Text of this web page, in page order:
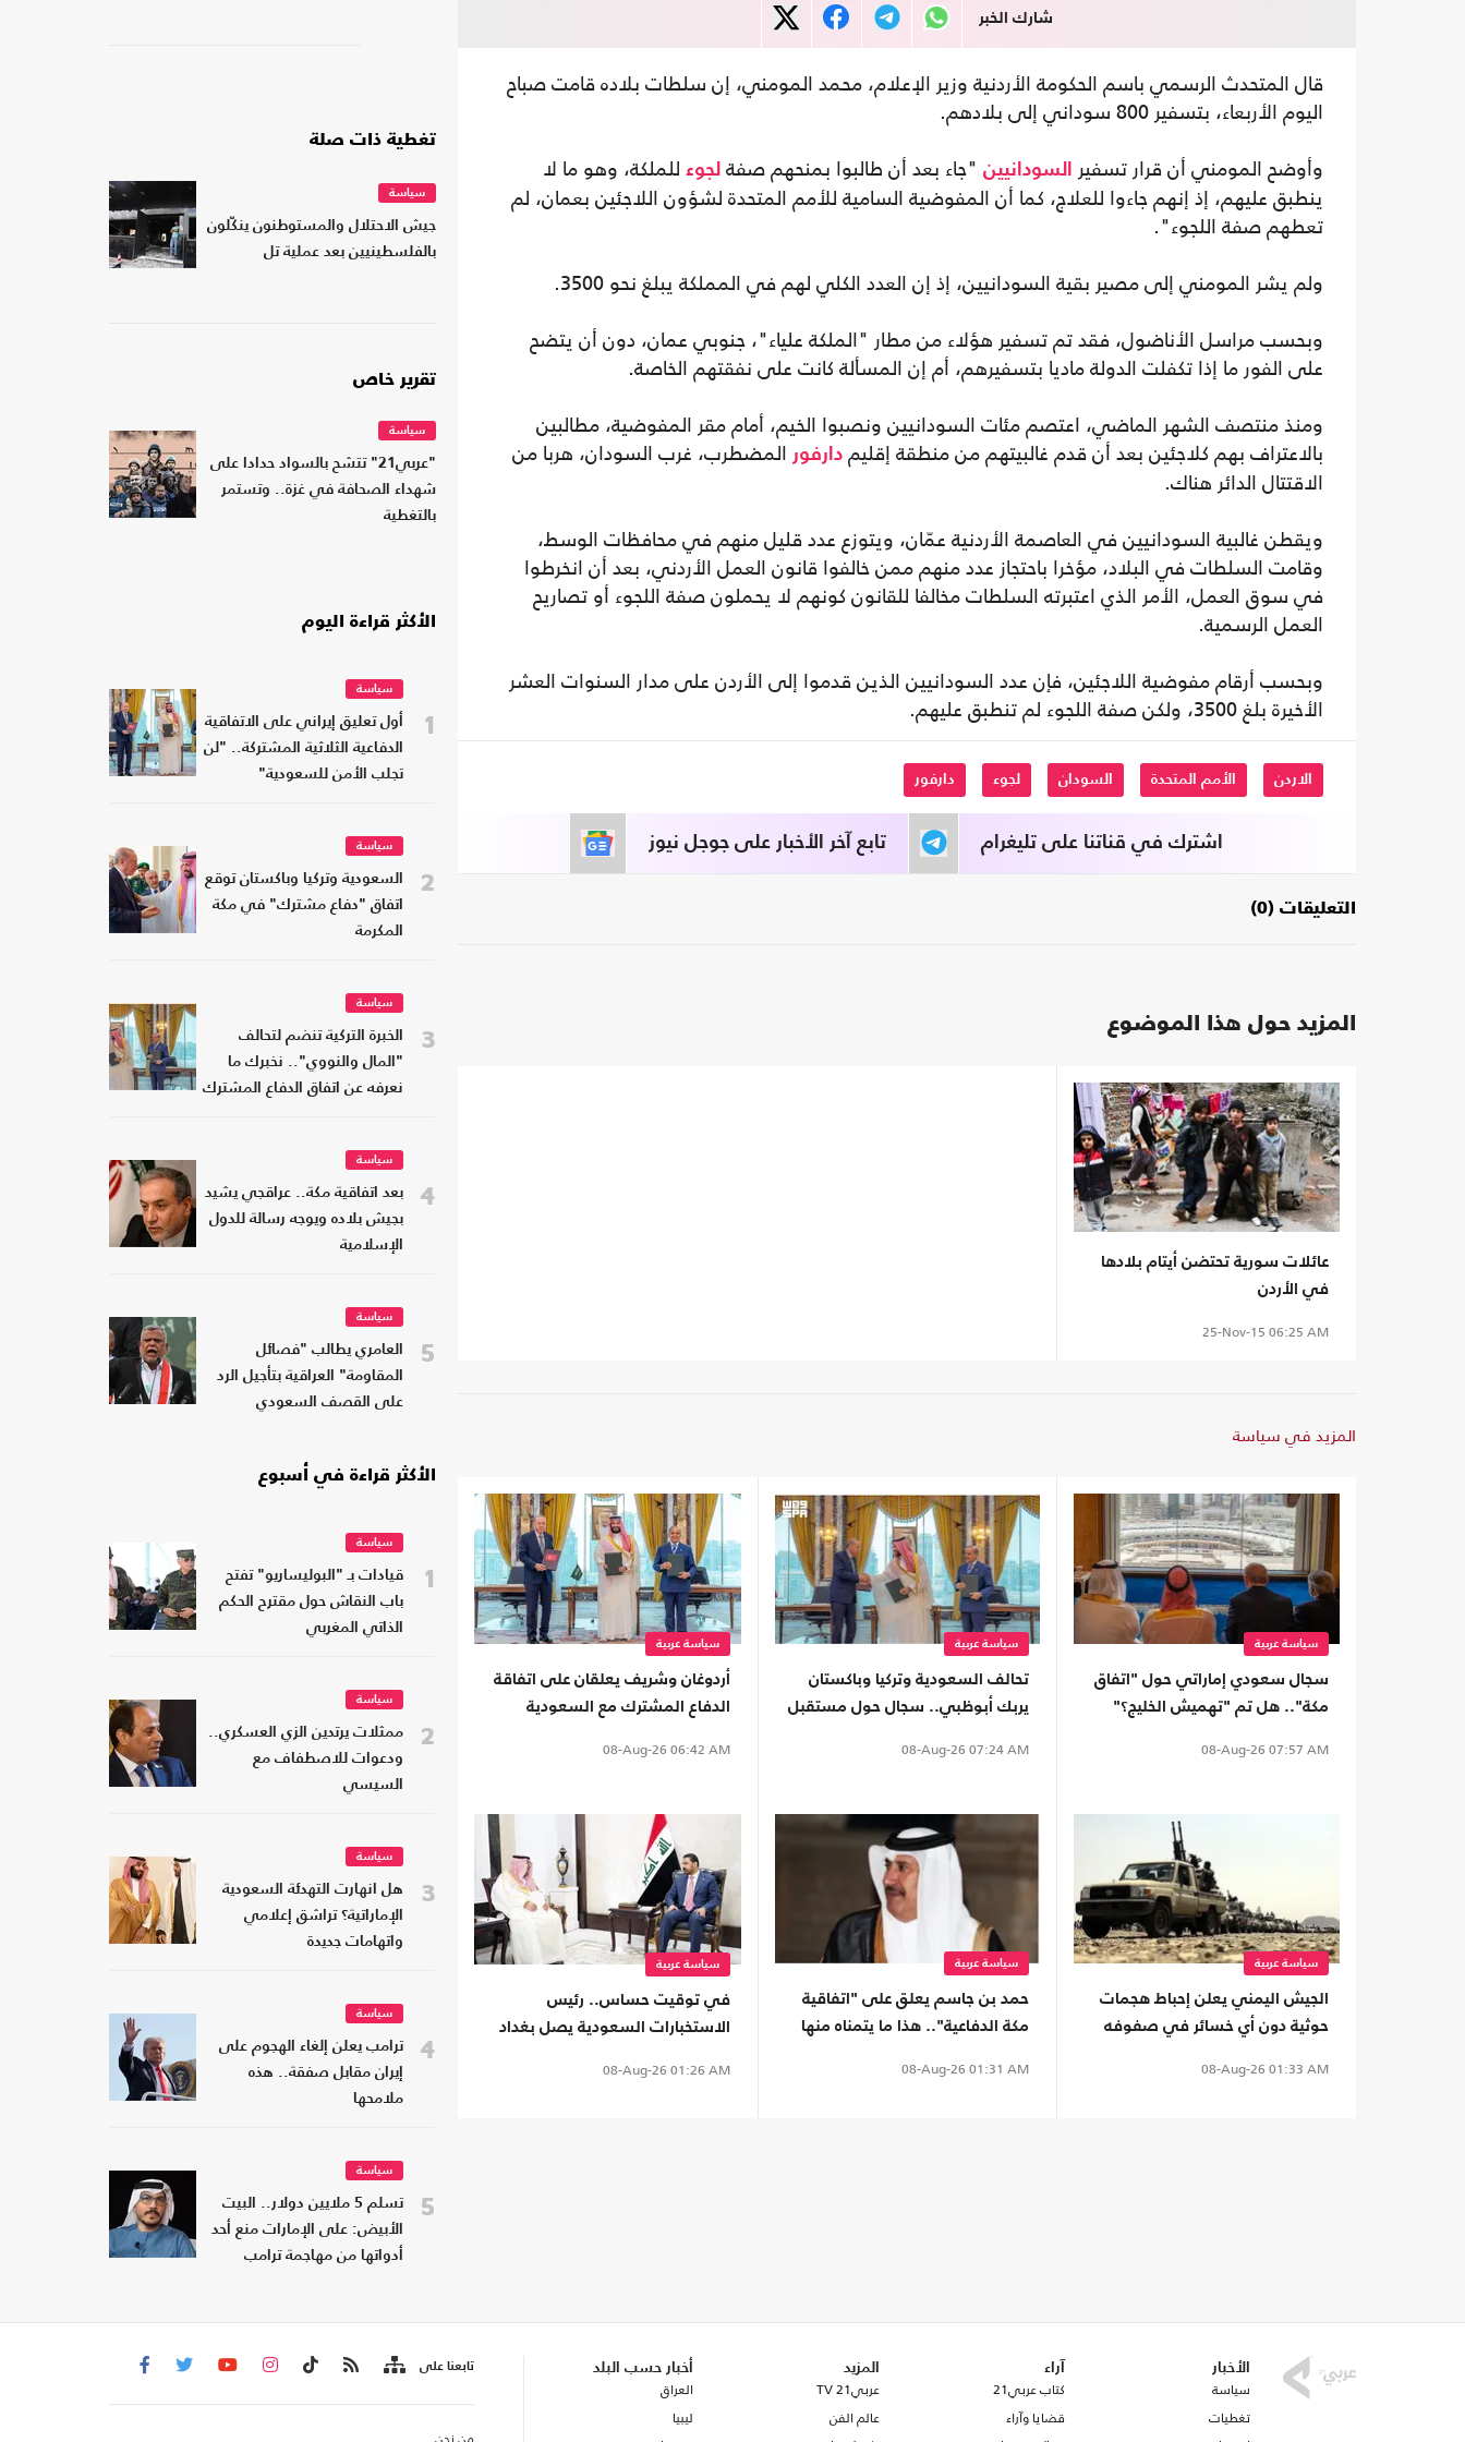
شارك الخبر
قال المتحدث الرسمي باسم الحكومة الأردنية وزير الإعلام، محمد المومني، إن سلطات بلاده قامت صباح
اليوم الأربعاء، بتسفير 800 سوداني إلى بلادهم.
وأوضح المومني أن قرار تسفير
السودانيين "جاء بعد أن طالبوا بمنحهم صفة لجوء للملكة، وهو ما لا
ينطبق عليهم، إذ إنهم جاءوا للعلاج، كما أن المفوضية السامية للأمم المتحدة لشؤون اللاجئين بعمان، لم
تعطهم صفة اللجوء".
ولم يشر المومني إلى مصير بقية السودانيين، إذ إن العدد الكلي لهم في المملكة يبلغ نحو 3500.
وبحسب مراسل الأناضول، فقد تم تسفير هؤلاء من مطار "الملكة علياء"، جنوبي عمان، دون أن يتضح
على الفور ما إذا تكفلت الدولة ماديا بتسفيرهم، أم إن المسألة كانت على نفقتهم الخاصة.
ومنذ منتصف الشهر الماضي، اعتصم مئات السودانيين ونصبوا الخيم، أمام مقر المفوضية، مطالبين
بالاعتراف بهم كلاجئين بعد أن قدم غالبيتهم من منطقة إقليم دارفور المضطرب، غرب السودان، هربا من
الاقتتال الدائر هناك.
ويقطن غالبية السودانيين في العاصمة الأردنية عمّان، ويتوزع عدد قليل منهم في محافظات الوسط،
وقامت السلطات في البلاد، مؤخرا باحتجاز عدد منهم ممن خالفوا قانون العمل الأردني، بعد أن انخرطوا
في سوق العمل، الأمر الذي اعتبرته السلطات مخالفا للقانون كونهم لا يحملون صفة اللجوء أو تصاريح
العمل الرسمية.
وبحسب أرقام مفوضية اللاجئين، فإن عدد السودانيين الذين قدموا إلى الأردن على مدار السنوات العشر
الأخيرة بلغ 3500، ولكن صفة اللجوء لم تنطبق عليهم.
الاردن الأمم المتحدة السودان لجوء دارفور
تابع آخر الأخبار على جوجل نيوز اشترك في قناتنا على تليغرام
التعليقات (0)
المزيد حول هذا الموضوع
عائلات سورية تحتضن أيتام بلادها
في الأردن
25-Nov-15 06:25 AM
المزيد في سياسة
سياسة عربية
سجال سعودي إماراتي حول "اتفاق
مكة".. هل تم "تهميش الخليج؟"
08-Aug-26 07:57 AM
سياسة عربية
تحالف السعودية وتركيا وباكستان
يربك أبوظبي.. سجال حول مستقبل
08-Aug-26 07:24 AM
سياسة عربية
أردوغان وشريف يعلقان على اتفاقة
الدفاع المشترك مع السعودية
08-Aug-26 06:42 AM
سياسة عربية
الجيش اليمني يعلن إحباط هجمات
حوثية دون أي خسائر في صفوفه
08-Aug-26 01:33 AM
سياسة عربية
حمد بن جاسم يعلق على "اتفاقية
مكة الدفاعية".. هذا ما يتمناه منها
08-Aug-26 01:31 AM
سياسة عربية
في توقيت حساس.. رئيس
الاستخبارات السعودية يصل بغداد
08-Aug-26 01:26 AM
تغطية ذات صلة
سياسة
جيش الاحتلال والمستوطنون ينكّلون
بالفلسطينيين بعد عملية تل
تقرير خاص
سياسة
"عربي21" تتشح بالسواد حدادا على
شهداء الصحافة في غزة.. وتستمر
بالتغطية
الأكثر قراءة اليوم
1
سياسة
أول تعليق إيراني على الاتفاقية
الدفاعية الثلاثية المشتركة.. "لن
تجلب الأمن للسعودية"
2
سياسة
السعودية وتركيا وباكستان توقع
اتفاق "دفاع مشترك" في مكة
المكرمة
3
سياسة
الخبرة التركية تنضم لتحالف
"المال والنووي".. نخبرك ما
نعرفه عن اتفاق الدفاع المشترك
4
سياسة
بعد اتفاقية مكة.. عراقجي يشيد
بجيش بلاده ويوجه رسالة للدول
الإسلامية
5
سياسة
العامري يطالب "فصائل
المقاومة" العراقية بتأجيل الرد
على القصف السعودي
الأكثر قراءة في أسبوع
1
سياسة
قيادات بـ "البوليساريو" تفتح
باب النقاش حول مقترح الحكم
الذاتي المغربي
2
سياسة
ممثلات يرتدين الزي العسكري..
ودعوات للاصطفاف مع
السيسي
3
سياسة
هل انهارت التهدئة السعودية
الإماراتية؟ تراشق إعلامي
واتهامات جديدة
4
سياسة
ترامب يعلن إلغاء الهجوم على
إيران مقابل صفقة.. هذه
ملامحها
5
سياسة
تسلم 5 ملايين دولار.. البيت
الأبيض: على الإمارات منع أحد
أدواتها من مهاجمة ترامب
الأخبار
سياسة
تغطيات
آراء
كتاب عربي21
قضايا وآراء
المزيد
عربي21 TV
عالم الفن
أخبار حسب البلد
العراق
ليبيا
تابعنا على